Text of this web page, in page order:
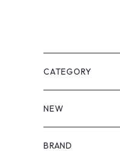
CATEGORY
皿・プレート
丸（9cm～ / 三寸皿）
鉢・ボウル
NEW
BRAND